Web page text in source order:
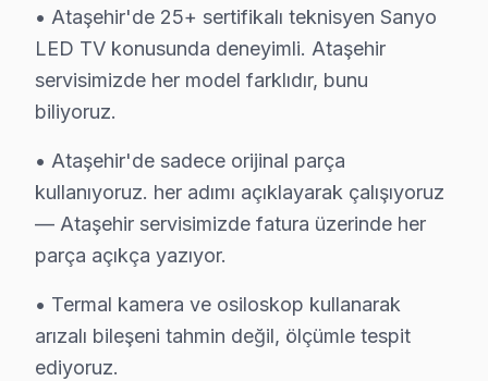
• Ataşehir'de taşıma masrafı ve riski yok
• Ataşehir'de arıza anında teşhis ve müdahale
• Ataşehir servisimizde orijinal yedek parça ile hizmet
Ataşehir'da Sanyo yetkili servis kalitesinde teknik
Ataşehir'da Sanyo TV Yedek Parçası – Hızlı
Ataşehir bölgesinde Sanyo LED TV tamirinde
Sanyo VA Panel ve LED Panel Tamiri: Sanyo'ın
• Ataşehir'de 25+ sertifikalı teknisyen Sanyo
LED TV konusunda deneyimli. Ataşehir
servisimizde her model farklıdır, bunu
biliyoruz.
• Ataşehir'de sadece orijinal parça
kullanıyoruz. her adımı açıklayarak çalışıyoruz
— Ataşehir servisimizde fatura üzerinde her
parça açıkça yazıyor.
• Termal kamera ve osiloskop kullanarak
arızalı bileşeni tahmin değil, ölçümle tespit
ediyoruz.